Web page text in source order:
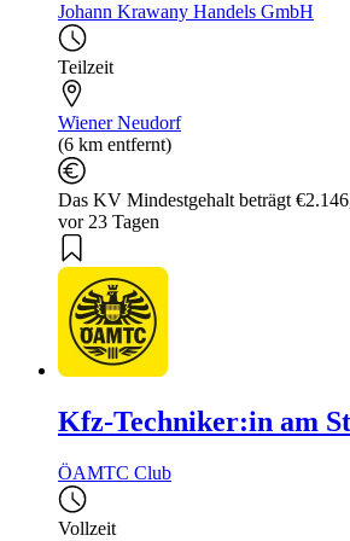
Johann Krawany Handels GmbH
Teilzeit
Wiener Neudorf
(6 km entfernt)
Das KV Mindestgehalt beträgt
vor 23 Tagen
Kfz-Techniker:in am
ÖAMTC Club
Vollzeit